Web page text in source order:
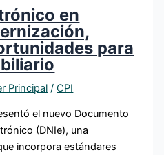
en
para
Principal /CPI
el nuevo Documento
(DNIe), una
incorpora estándares